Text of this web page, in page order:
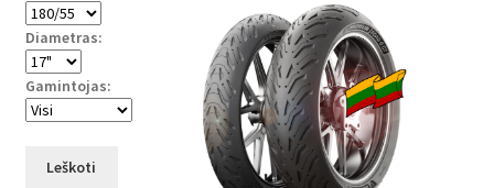
Diametras:
Gamintojas:
Leškoti